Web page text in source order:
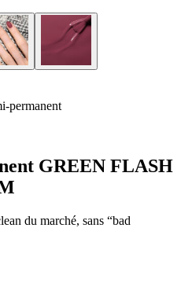
permanent
GREEN FLASH
du marché, sans “bad